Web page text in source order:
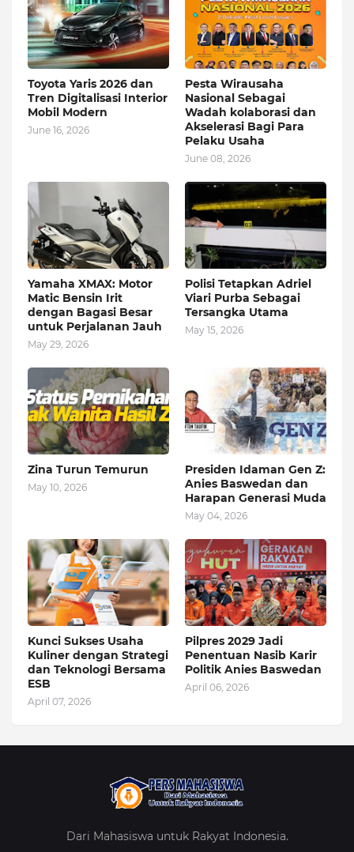
Toyota Yaris 2026 dan
Tren Digitalisasi Interior
Mobil Modern
June 16, 2026
Pesta Wirausaha
Nasional Sebagai
Wadah kolaborasi dan
Akselerasi Bagi Para
Pelaku Usaha
June 08, 2026
Yamaha XMAX: Motor
Matic Bensin Irit
dengan Bagasi Besar
untuk Perjalanan Jauh
May 29, 2026
Polisi Tetapkan Adriel
Viari Purba Sebagai
Tersangka Utama
May 15, 2026
Zina Turun Temurun
May 10, 2026
Presiden Idaman Gen Z:
Anies Baswedan dan
Harapan Generasi Muda
May 04, 2026
Kunci Sukses Usaha
Kuliner dengan Strategi
dan Teknologi Bersama
ESB
April 07, 2026
Pilpres 2029 Jadi
Penentuan Nasib Karir
Politik Anies Baswedan
April 06, 2026
Dari Mahasiswa untuk Rakyat Indonesia.